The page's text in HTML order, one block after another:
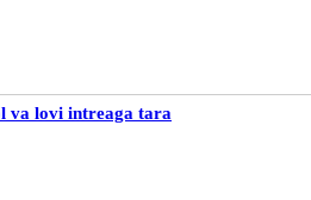
va lovi intreaga tara